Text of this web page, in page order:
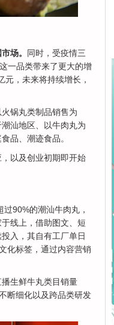
场。 同时，受疫情三
一品类带来了更大的增
，未来将持续增长，
锅丸类制品销售为
汕地区、以牛肉丸为
品、潮迹食品。
以及创业初期即开始
过90%的潮汕牛肉丸，
于线上，借助图文、短
入，其自有工厂单日
化标签，通过内容营销
生鲜牛丸类目销量
断细化以及跨品类研发